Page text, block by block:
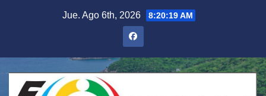
Jue. Ago 6th, 2026 8:20:20 AM